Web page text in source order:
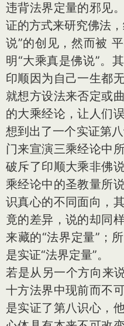
违背法界定量的邪见
证的方式来研究佛法
说”的创见，然而被
明“大乘真是佛说”。
印顺因为自己一生都
就想方设法来否定或
的大乘经论，让人们
想到出了一个实证第
门来宣演三乘经论中
破斥了印顺大乘非佛
乘经论中的圣教量所
识真心的不同面向，
竟的差异，说的却同
来藏的“法界定量”；
是实证“法界定量”。
若是从另一个方向来
十方法界中现前而不
是实证了第八识心，